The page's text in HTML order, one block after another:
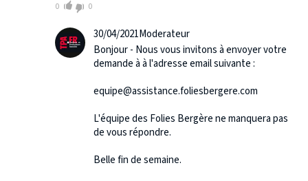
0 0
30/04/2021Moderateur
Bonjour - Nous vous invitons à envoyer votre
demande à à l'adresse email suivante :
equipe@assistance.foliesbergere.com
L'équipe des Folies Bergère ne manquera pas
de vous répondre.
Belle fin de semaine.